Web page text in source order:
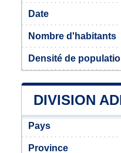
Date
Nombre d'habitants
Densité de
DIVISION
Pays
Province